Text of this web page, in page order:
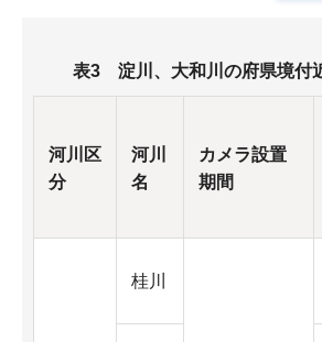
表3 淀川、大和川の府県境付
河川区
分
河川
名
カメラ設置
期間
桂川